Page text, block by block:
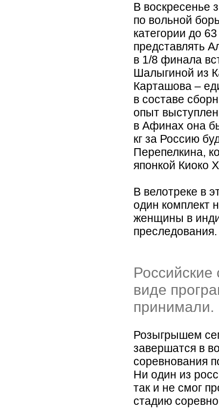
В воскресенье
по вольной
категории до
представлять
в 1/8 финала
Шалыгиной из
Карташова –
в составе
опыт
в Афинах она
кг за Россию
Перепелкина,
японкой Киоко
В велотреке в
один комплект
женщины в
преследования.
Российские
виде
принимали.
Розыгрышем
завершатся в
соревнования
Ни один из
так и не смог
стадию